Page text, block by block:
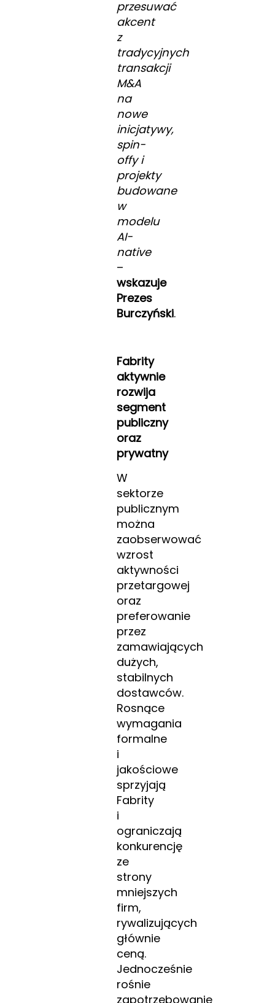
przesuwać
akcent
z
tradycyjnych
transakcji
M&A
na
nowe
inicjatywy,
spin-
offy i
projekty
budowane
w
modelu
AI-
native
–
wskazuje
Prezes
Burczyński.
Fabrity
aktywnie
rozwija
segment
publiczny
oraz
prywatny
W
sektorze
publicznym
można
zaobserwować
wzrost
aktywności
przetargowej
oraz
preferowanie
przez
zamawiających
dużych,
stabilnych
dostawców.
Rosnące
wymagania
formalne
i
jakościowe
sprzyjają
Fabrity
i
ograniczają
konkurencję
ze
strony
mniejszych
firm,
rywalizujących
głównie
ceną.
Jednocześnie
rośnie
zapotrzebowanie